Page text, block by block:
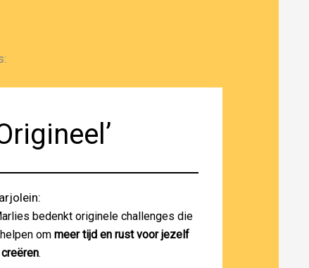
bedenkt originele challenges die
om meer tijd en rust voor jezelf
.